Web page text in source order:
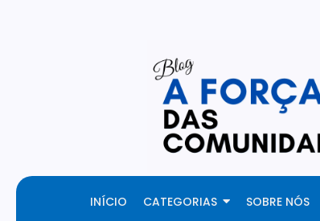
Created By Royal Addons
INÍCIO CATEGORIAS SOBRE NÓS